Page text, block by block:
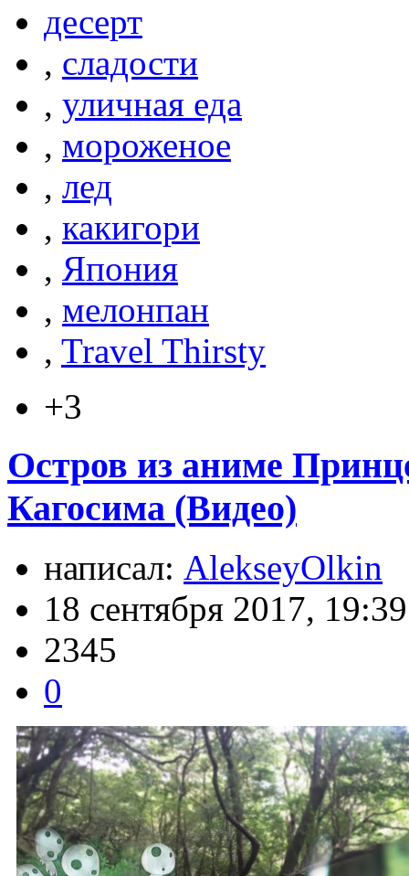
десерт
, сладости
, уличная еда
, мороженое
, лед
, какигори
, Япония
, мелонпан
, Travel Thirsty
+3
Остров из аниме
Кагосима (Видео)
написал: AlekseyOlkin
18 сентября 2017, 19:39
2345
0